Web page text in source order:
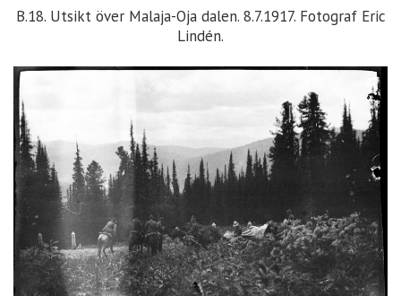
B.18. Utsikt över Malaja-Oja dalen. 8.7.1917. Fotograf Eric
Lindén.